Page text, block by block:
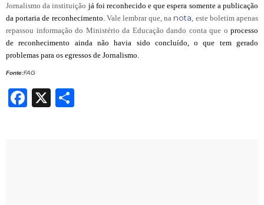
Jornalismo da instituição já foi reconhecido e que espera somente a publicação
da portaria de reconhecimento. Vale lembrar que, na nota , este boletim apenas
repassou informação do Ministério da Educação dando conta que o processo
de reconhecimento ainda não havia sido concluído, o que tem gerado
problemas para os egressos de Jornalismo.
Fonte:FAG
Facebook
X